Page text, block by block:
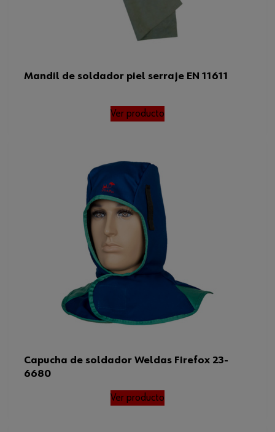
Mandil de soldador piel serraje EN 11611
Ver producto
Capucha de soldador Weldas Firefox 23-
6680
Ver producto